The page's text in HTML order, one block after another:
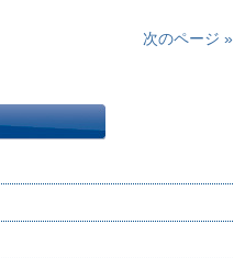
次のページ »